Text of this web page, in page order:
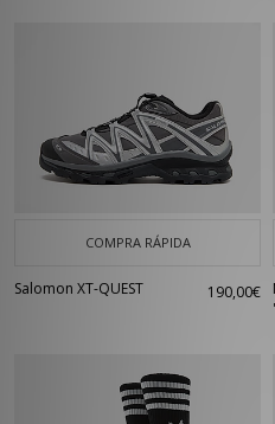
COMPRA RÁPIDA
Salomon XT-QUEST 190,00€